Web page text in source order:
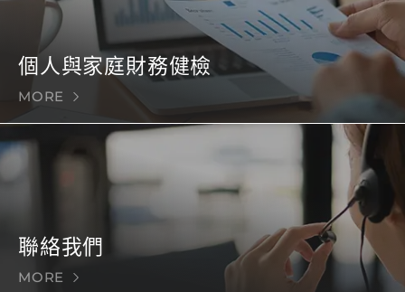
個人與家庭財務健檢
MORE
聯絡我們
MORE